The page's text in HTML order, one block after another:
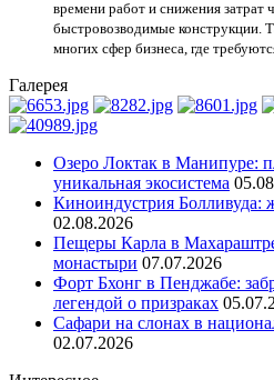
времени работ и снижения затрат
быстровозводимые конструкции.
многих сфер бизнеса, где
Галерея
Озеро Локтак в Манипуре:
уникальная экосистема
Киноиндустрия Болливуда:
02.08.2026
Пещеры Карла в
монастыри 07.07.2026
Форт Бхонг в Пенджабе:
легендой о призраках
Сафари на слонах в
02.07.2026